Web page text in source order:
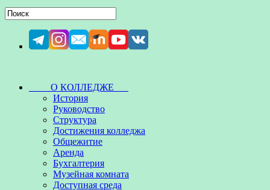
О КОЛЛЕДЖЕ
История
Руководство
Структура
Достижения колледжа
Общежитие
Аренда
Бухгалтерия
Музейная комната
Доступная среда